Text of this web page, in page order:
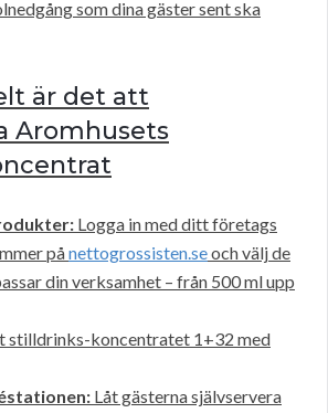
som dina gäster sent ska
är det att
Aromhusets
Logga in med ditt företags
pånettogrossisten.seoch välj de
din verksamhet – från 500 ml upp
stilldrinks-koncentratet 1+32 med
Låt gästerna självservera